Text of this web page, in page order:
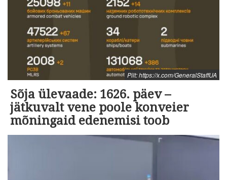
Pilt: https://x.com/GeneralStaffUA
Sõja ülevaade: 1626. päev –
jätkuvalt vene poole konveier
mõningaid edenemisi toob